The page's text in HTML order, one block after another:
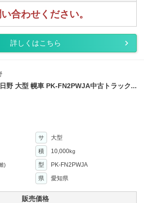
合わせください。
詳しくはこちら
日野 大型 幌車 PK-FN2PWJA中古トラック...
サ
大型
積 10,000kg
) 型
PK-FN2PWJA
県 愛知県
販売価格